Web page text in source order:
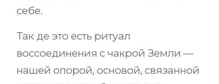
себе.
Так де это есть ритуал
воссоединения с чакрой Земли —
нашей опорой, основой, связанной